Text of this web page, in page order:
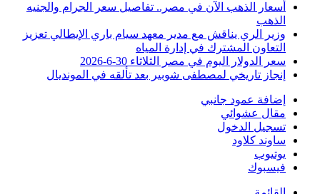
أسعار الذهب الآن في مصر.. تفاصيل سعر الجرام والجنيه
الذهب
وزير الري يناقش مع مدير معهد سيام باري الإيطالي تعزيز
التعاون المشترك في إدارة المياه
سعر الدولار اليوم في مصر الثلاثاء 30-6-2026
إنجاز تاريخي لمصطفى شوبير بعد تألقه في المونديال
إضافة عمود جانبي
مقال عشوائي
تسجيل الدخول
ساوند كلاود
يوتيوب
فيسبوك